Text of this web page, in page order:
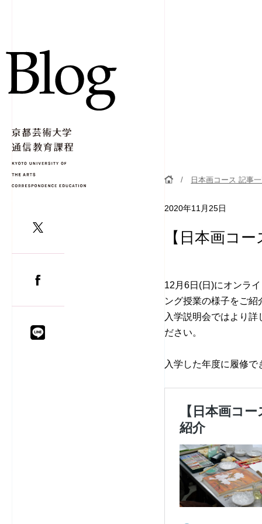
日本画コース 記事
2020年11月25日
【日本画コ
12月6日(日)にオンラ
ング授業の様子をご紹
入学説明会ではより
ださい。
入学した年度に履修